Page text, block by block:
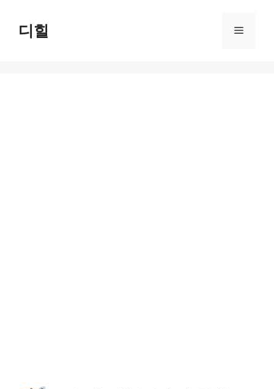
content디힐 Menu